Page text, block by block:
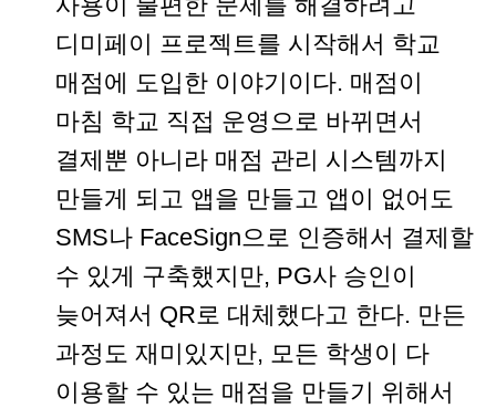
디미페이 프로젝트를 시작해서 학교
매점에 도입한 이야기이다. 매점이
마침 학교 직접 운영으로 바뀌면서
결제뿐 아니라 매점 관리 시스템까지
만들게 되고 앱을 만들고 앱이 없어도
SMS나 FaceSign으로 인증해서 결제할
수 있게 구축했지만, PG사 승인이
늦어져서 QR로 대체했다고 한다. 만든
과정도 재미있지만, 모든 학생이 다
이용할 수 있는 매점을 만들기 위해서